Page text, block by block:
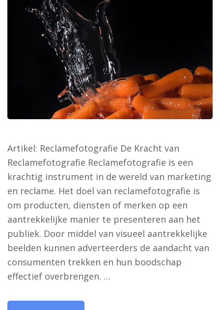
Artikel: Reclamefotografie De Kracht van
Reclamefotografie Reclamefotografie is een
krachtig instrument in de wereld van marketing
en reclame. Het doel van reclamefotografie is
om producten, diensten of merken op een
aantrekkelijke manier te presenteren aan het
publiek. Door middel van visueel aantrekkelijke
beelden kunnen adverteerders de aandacht van
consumenten trekken en hun boodschap
effectief overbrengen. …